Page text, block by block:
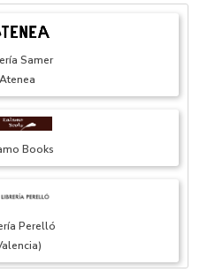
Samer
Atenea
Books
Perelló